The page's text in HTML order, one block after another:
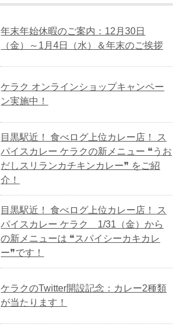
年末年始休暇のご案内：12月30日
（金）～1月4日（水）＆年末のご挨拶
ケラク オンラインショップキャンペー
ン実施中！
目黒駅近！ 食べログ上位カレー店！ ス
パイスカレー ケラクの新メニュー ❝うお
だしスリランカチキンカレー❞ をご紹
介！
目黒駅近！ 食べログ上位カレー店！ ス
パイスカレー ケラク 1/31（金）から
の新メニューは ❝スパイシーカキカレ
ー❞です！
ケラクのTwitter開設記念：カレー2種類
が当たります！